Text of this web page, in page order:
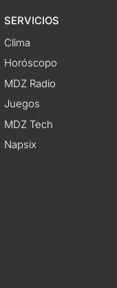
SERVICIOS
Clima
Horóscopo
MDZ Radio
Juegos
MDZ Tech
Napsix